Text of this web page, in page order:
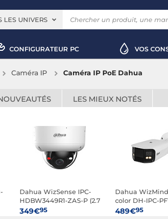
LES UNIVERS
CONFIGURATEUR PC VOS
Caméra IP Caméra IP PoE Dahua
LES MIEUX NOTÉS
Dahua WizSense IPC-
HDBW3449R1-ZAS-P (2.7
- 13.5mm)
349€95
Dahua
color DH-IPC-
A180-E2-ASTE
489€95